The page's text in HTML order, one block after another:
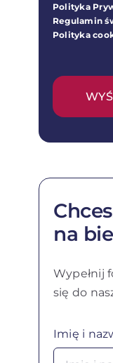
Polityka
Regulamin
Polityka
na
Wypełnij
się do
Imię i